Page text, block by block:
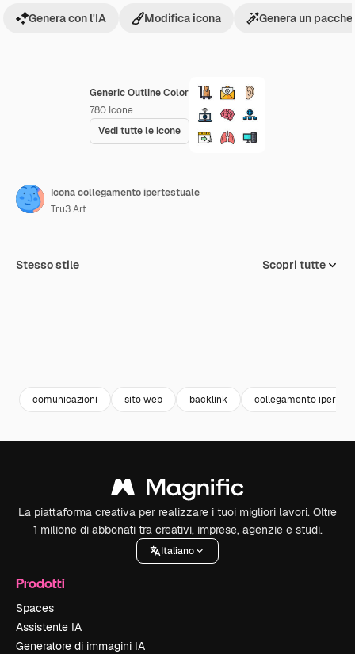
Generic Outline Color
780 Icone
Vedi tutte le icone
Genera con l'IA Modifica icona Genera un
Icona collegamento ipertestuale
Tru3 Art
Stesso stile Scopri tutte
comunicazioni sito web backlink collegamento
La piattaforma creativa per realizzare i tuoi migliori lavori. Oltre
1 milione di abbonati tra creativi, imprese, agenzie e studi.
Italiano
Prodotti
Spaces
Assistente IA
Generatore di immagini IA